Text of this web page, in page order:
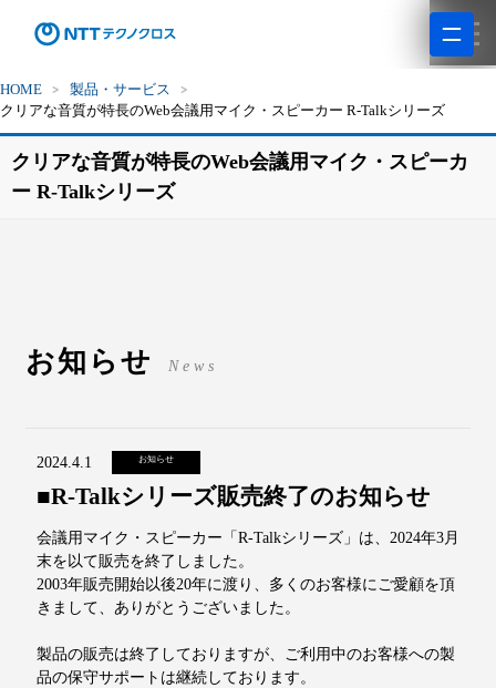
HOME
製品・サービス
クリアな音質が特長のWeb会議用マイク・スピーカー R-Talkシリーズ
クリアな音質が特長のWeb会議用マイク・スピーカ
ー R-Talkシリーズ
お知らせ News
2024.4.1 お知らせ
■R-Talkシリーズ販売終了のお知らせ
会議用マイク・スピーカー「R-Talkシリーズ」は、2024年3月
末を以て販売を終了しました。
2003年販売開始以後20年に渡り、多くのお客様にご愛顧を頂
きまして、ありがとうございました。
製品の販売は終了しておりますが、ご利用中のお客様への製
品の保守サポートは継続しております。